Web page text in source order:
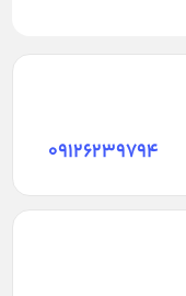
09126239794